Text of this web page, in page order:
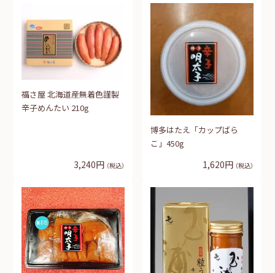
福さ屋 北海道産無着色謹製
辛子めんたい 210g
3,240円 （税込）
博多はたえ「カップばら
こ」450g
1,620円 （税込）